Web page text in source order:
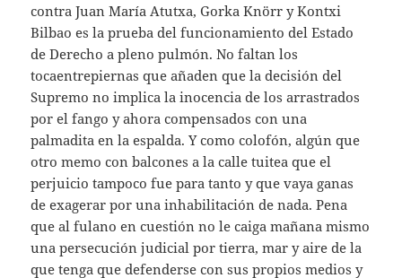
contra Juan María Atutxa, Gorka Knörr y Kontxi
Bilbao es la prueba del funcionamiento del Estado
de Derecho a pleno pulmón. No faltan los
tocaentrepiernas que añaden que la decisión del
Supremo no implica la inocencia de los arrastrados
por el fango y ahora compensados con una
palmadita en la espalda. Y como colofón, algún que
otro memo con balcones a la calle tuitea que el
perjuicio tampoco fue para tanto y que vaya ganas
de exagerar por una inhabilitación de nada. Pena
que al fulano en cuestión no le caiga mañana mismo
una persecución judicial por tierra, mar y aire de la
que tenga que defenderse con sus propios medios y